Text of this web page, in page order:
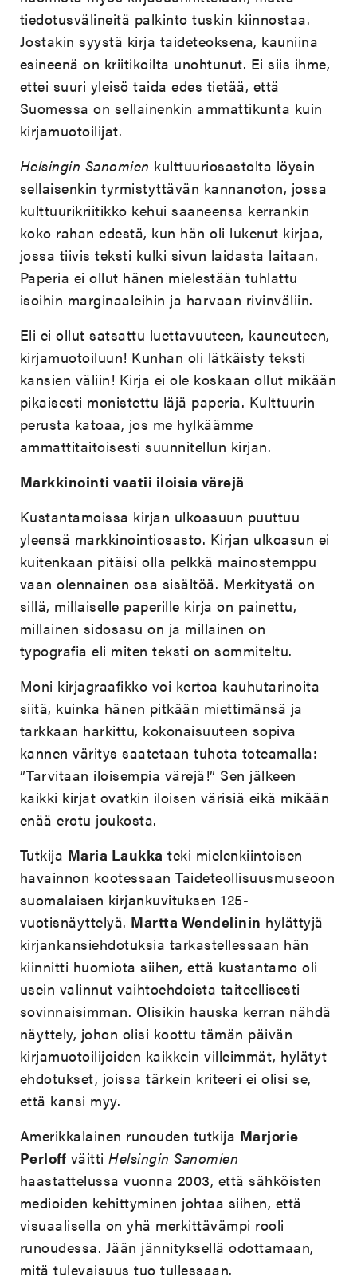
tiedotusvälineitä palkinto tuskin kiinnostaa.
Jostakin syystä kirja taideteoksena, kauniina
esineenä on kriitikoilta unohtunut. Ei siis ihme,
ettei suuri yleisö taida edes tietää, että
Suomessa on sellainenkin ammattikunta kuin
kirjamuotoilijat.
Helsingin Sanomien kulttuuriosastolta löysin
sellaisenkin tyrmistyttävän kannanoton, jossa
kulttuurikriitikko kehui saaneensa kerrankin
koko rahan edestä, kun hän oli lukenut kirjaa,
jossa tiivis teksti kulki sivun laidasta laitaan.
Paperia ei ollut hänen mielestään tuhlattu
isoihin marginaaleihin ja harvaan rivinväliin.
Eli ei ollut satsattu luettavuuteen, kauneuteen,
kirjamuotoiluun! Kunhan oli lätkäisty teksti
kansien väliin! Kirja ei ole koskaan ollut mikään
pikaisesti monistettu läjä paperia. Kulttuurin
perusta katoaa, jos me hylkäämme
ammattitaitoisesti suunnitellun kirjan.
Markkinointi vaatii iloisia värejä
Kustantamoissa kirjan ulkoasuun puuttuu
yleensä markkinointiosasto. Kirjan ulkoasun ei
kuitenkaan pitäisi olla pelkkä mainostemppu
vaan olennainen osa sisältöä. Merkitystä on
sillä, millaiselle paperille kirja on painettu,
millainen sidosasu on ja millainen on
typografia eli miten teksti on sommiteltu.
Moni kirjagraafikko voi kertoa kauhutarinoita
siitä, kuinka hänen pitkään miettimänsä ja
tarkkaan harkittu, kokonaisuuteen sopiva
kannen väritys saatetaan tuhota toteamalla:
”Tarvitaan iloisempia värejä!” Sen jälkeen
kaikki kirjat ovatkin iloisen värisiä eikä mikään
enää erotu joukosta.
Tutkija Maria Laukka teki mielenkiintoisen
havainnon kootessaan Taideteollisuusmuseoon
suomalaisen kirjankuvituksen 125-
vuotisnäyttelyä. Martta Wendelinin hylättyjä
kirjankansiehdotuksia tarkastellessaan hän
kiinnitti huomiota siihen, että kustantamo oli
usein valinnut vaihtoehdoista taiteellisesti
sovinnaisimman. Olisikin hauska kerran nähdä
näyttely, johon olisi koottu tämän päivän
kirjamuotoilijoiden kaikkein villeimmät, hylätyt
ehdotukset, joissa tärkein kriteeri ei olisi se,
että kansi myy.
Amerikkalainen runouden tutkija Marjorie
Perloff väittiHelsingin Sanomien
haastattelussa vuonna 2003, että sähköisten
medioiden kehittyminen johtaa siihen, että
visuaalisella on yhä merkittävämpi rooli
runoudessa. Jään jännityksellä odottamaan,
mitä tulevaisuus tuo tullessaan.